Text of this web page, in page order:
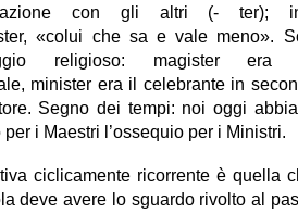
con gli altri (- ter); in
«colui che sa e vale meno».
religioso: magister era
minister era il celebrante in
Segno dei tempi: noi oggi
per i Maestri l’ossequio per i Ministri.
ciclicamente ricorrente è quella
deve avere lo sguardo rivolto al